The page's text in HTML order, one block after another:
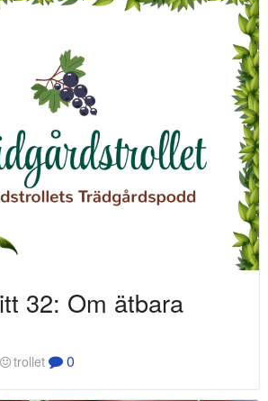
32: Om ätbara
trollet 0